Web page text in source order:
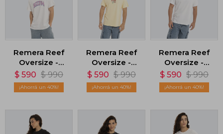
Remera Reef
Oversize -
Blanco
$ 590 $ 990
40
Remera Reef
Oversize -
Amarillo
$ 590 $ 990
40
Remera Reef
Oversize -
Blanco
$ 590 $ 990
40